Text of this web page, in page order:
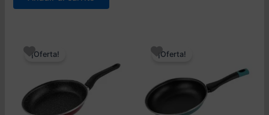
era:
es:
¡Oferta! ¡Oferta!